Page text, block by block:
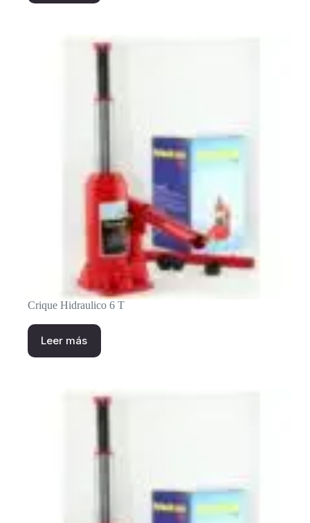
Crique Hidraulico 6 T
Leer más